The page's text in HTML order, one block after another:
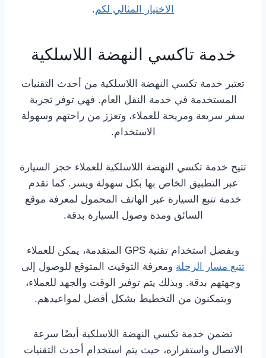
الاختيار المثالي لكم.
خدمة تاكسي النهضة اللاسلكية
تعتبر خدمة تكسي النهضة اللاسلكية من أحدث التقنيات
المستخدمة في خدمة النقل العام. فهي توفر تجربة
سفر سريعة ومريحة للعملاء، وتعزز من راحتهم وسهولة
الاستخدام.
تتيح خدمة تكسي النهضة اللاسلكية للعملاء حجز السيارة
عبر التطبيق الخاص بها بكل سهولة ويسر. كما تقدم
خدمة تتبع السيارة عبر الهاتف المحمول لمعرفة موقع
السائق ومدة وصول السيارة بدقة.
وبفضل استخدام تقنية GPS المتقدمة، يمكن للعملاء
تتبع مسار الرحلة ومعرفة التوقيت المتوقع للوصول إلى
وجهتهم بدقة. وبذلك يتم توفير الوقت والجهد للعملاء،
ويتمكنون من التخطيط بشكل أفضل لمواعيدهم.
تضمن خدمة تكسي النهضة اللاسلكية أيضًا سرعة
الاتصال واستقراره، حيث يتم استخدام أحدث التقنيات